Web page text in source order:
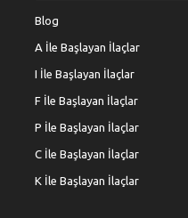
Blog
A İle Başlayan İlaçlar
I İle Başlayan İlaçlar
F İle Başlayan İlaçlar
P İle Başlayan İlaçlar
C İle Başlayan İlaçlar
K İle Başlayan İlaçlar